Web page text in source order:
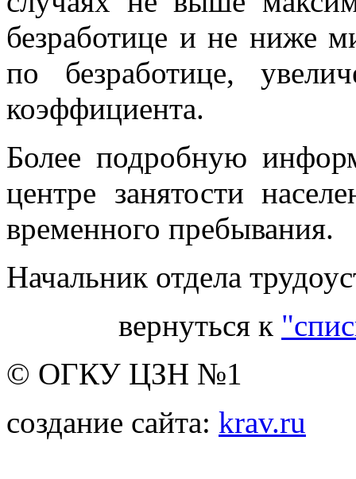
безработице и не ниже
по безработице,
коэффициента.
Более подробную
центре занятости
временного пребывания.
Начальник отдела
вернуться к
© ОГКУ ЦЗН №1
создание сайта: krav.ru